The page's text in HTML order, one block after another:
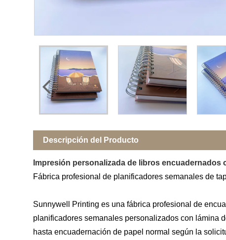
Descripción del Producto
Impresión personalizada de libros encuadernados
Fábrica profesional de planificadores semanales de
Sunnywell Printing es una fábrica profesional de
planificadores semanales personalizados con lámina
hasta encuadernación de papel normal según la